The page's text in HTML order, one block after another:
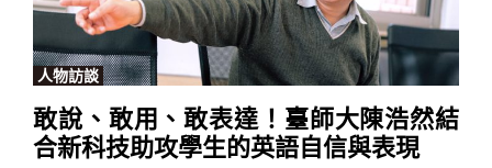
人物訪談
敢說、敢用、敢表達！臺師大陳浩然結
合新科技助攻學生的英語自信與表現